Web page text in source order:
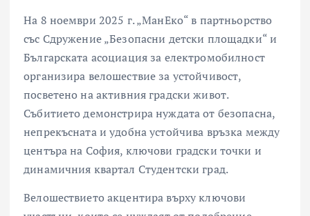
На 8 ноември 2025 г. „МанЕко“ в партньорство
със Сдружение „Безопасни детски площадки“ и
Българската асоциация за електромобилност
организира велошествие за устойчивост,
посветено на активния градски живот.
Събитието демонстрира нуждата от безопасна,
непрекъсната и удобна устойчива връзка между
центъра на София, ключови градски точки и
динамичния квартал Студентски град.
Велошествието акцентира върху ключови